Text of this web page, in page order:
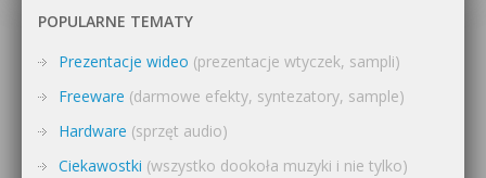
POPULARNE TEMATY
Prezentacje wideo (prezentacje wtyczek, sampli)
Freeware (darmowe efekty, syntezatory, sample)
Hardware (sprzęt audio)
Ciekawostki (wszystko dookoła muzyki i nie tylko)